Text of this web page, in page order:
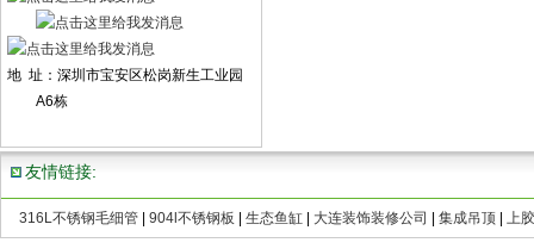
地 址：深圳市宝安区松岗新生工业园
A6栋
友情链接:
316L不锈钢毛细管| 904l不锈钢板 生态鱼缸| 大连装饰装修公司 集成吊顶| 上